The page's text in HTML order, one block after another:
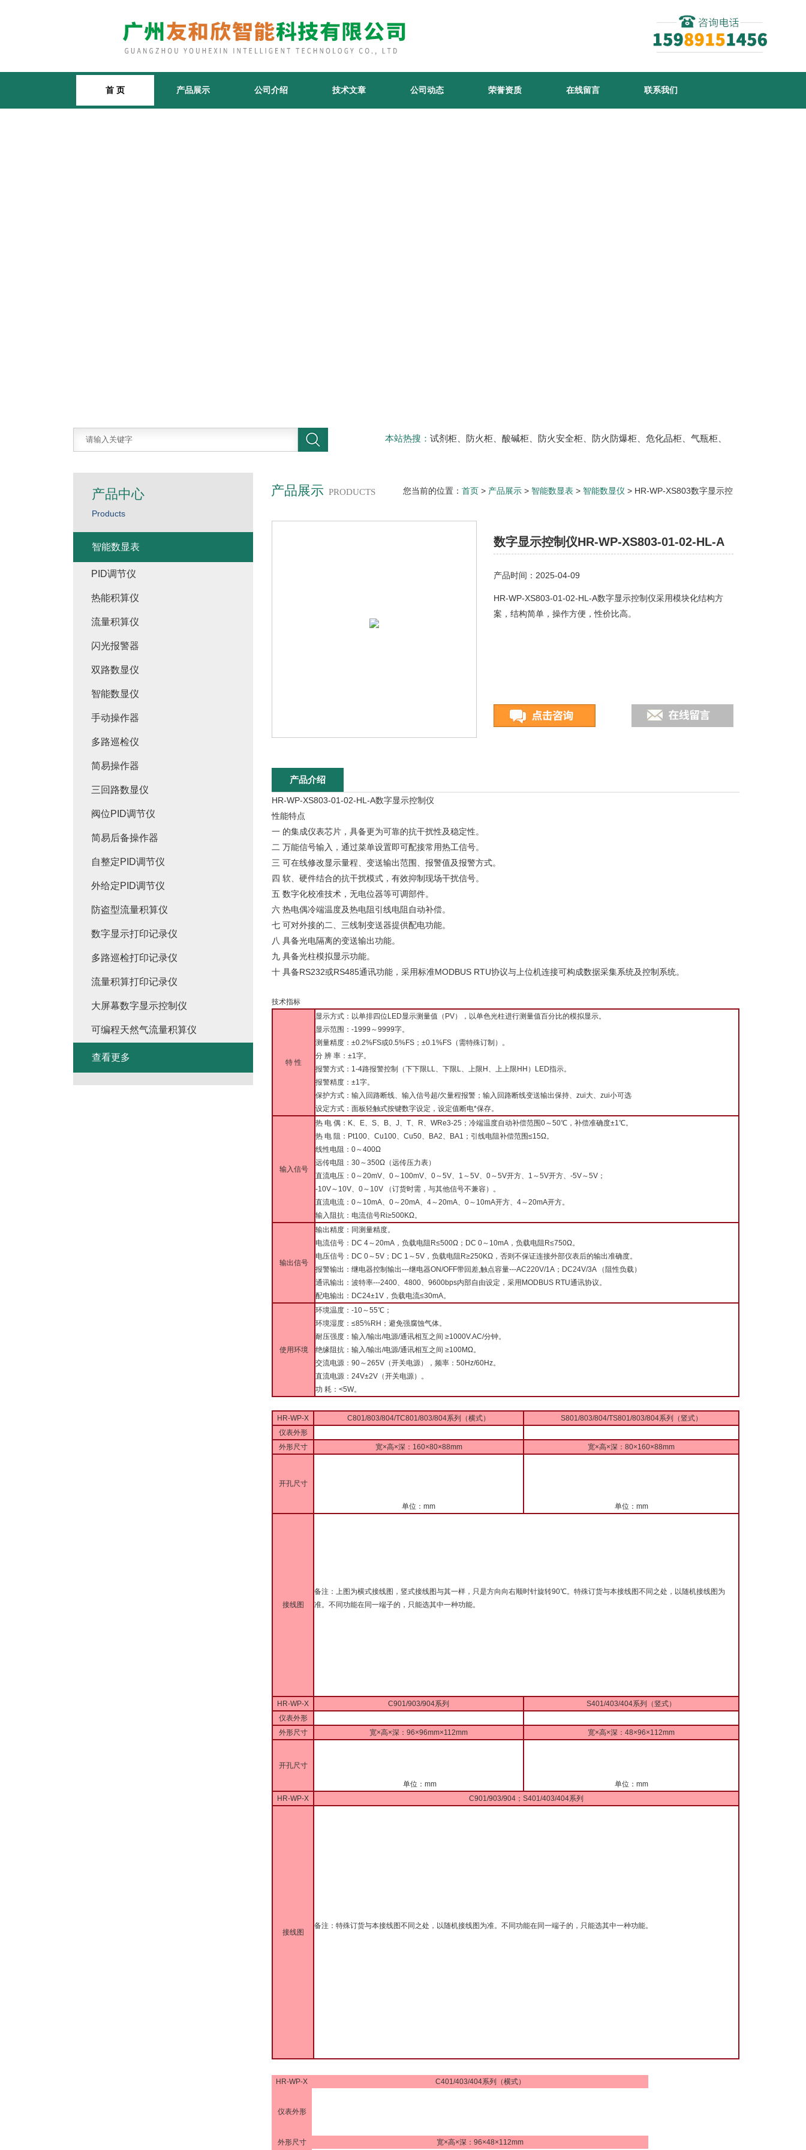
首 页 产品展示 公司介绍 技术文章 公司动态 荣誉资质 在线留言 联系我们
本站热搜： 试剂柜、防火柜、酸碱柜、防火安全柜、防火防爆柜、危化品柜、气瓶柜、
产品展示 PRODUCTS 您当前的位置： 首页 > 产品展示 > 智能数显表 > 智能数显仪 > HR-WP-XS803数字显示控
数字显示控制仪HR-WP-XS803-01-02-HL-A
产品时间：2025-04-09
HR-WP-XS803-01-02-HL-A数字显示控制仪采用模块化结构方
案，结构简单，操作方便，性价比高。
产品介绍
HR-WP-XS803-01-02-HL-A数字显示控制仪
性能特点
一 的集成仪表芯片，具备更为可靠的抗干扰性及稳定性。
二 万能信号输入，通过菜单设置即可配接常用热工信号。
三 可在线修改显示量程、变送输出范围、报警值及报警方式。
四 软、硬件结合的抗干扰模式，有效抑制现场干扰信号。
五 数字化校准技术，无电位器等可调部件。
六 热电偶冷端温度及热电阻引线电阻自动补偿。
七 可对外接的二、三线制变送器提供配电功能。
八 具备光电隔离的变送输出功能。
九 具备光柱模拟显示功能。
十 具备RS232或RS485通讯功能，采用标准MODBUS RTU协议与上位机连接可构成数据采集系统及控制系统。
技术指标
特 性
显示方式：以单排四位LED显示测量值（PV），以单色光柱进行测量值百分比的模拟显示。
显示范围：-1999～9999字。
测量精度：±0.2%FS或0.5%FS；±0.1%FS（需特殊订制）。
分 辨 率：±1字。
报警方式：1-4路报警控制（下下限LL、下限L、上限H、上上限HH）LED指示。
报警精度：±1字。
保护方式：输入回路断线、输入信号超/欠量程报警；输入回路断线变送输出保持、zui大、zui小可选
设定方式：面板轻触式按键数字设定，设定值断电*保存。
输入信号
热 电 偶：K、E、S、B、J、T、R、WRe3-25；冷端温度自动补偿范围0～50℃，补偿准确度±1℃。
热 电 阻：Pt100、Cu100、Cu50、BA2、BA1；引线电阻补偿范围≤15Ω。
线性电阻：0～400Ω
远传电阻：30～350Ω（远传压力表）
直流电压：0～20mV、0～100mV、0～5V、1～5V、0～5V开方、1～5V开方、-5V～5V；
-10V～10V、0～10V （订货时需，与其他信号不兼容）。
直流电流：0～10mA、0～20mA、4～20mA、0～10mA开方、4～20mA开方。
输入阻抗：电流信号Ri≥500KΩ。
输出信号
输出精度：同测量精度。
电流信号：DC 4～20mA，负载电阻R≤500Ω；DC 0～10mA，负载电阻R≤750Ω。
电压信号：DC 0～5V；DC 1～5V，负载电阻R≥250KΩ，否则不保证连接外部仪表后的输出准确度。
报警输出：继电器控制输出---继电器ON/OFF带回差,触点容量---AC220V/1A；DC24V/3A （阻性负载）
通讯输出：波特率---2400、4800、9600bps内部自由设定，采用MODBUS RTU通讯协议。
配电输出：DC24±1V，负载电流≤30mA。
使用环境
环境温度：-10～55℃；
环境湿度：≤85%RH；避免强腐蚀气体。
耐压强度：输入/输出/电源/通讯相互之间 ≥1000V.AC/分钟。
绝缘阻抗：输入/输出/电源/通讯相互之间 ≥100MΩ。
交流电源：90～265V（开关电源），频率：50Hz/60Hz。
直流电源：24V±2V（开关电源）。
功 耗：<5W。
HR-WP-X C801/803/804/TC801/803/804系列（横式）
S801/803/804/TS801/803/804系列（竖式）
仪表外形
外形尺寸
宽×高×深：160×80×88mm 宽×高×深：80×160×88mm
开孔尺寸
单位：mm 单位：mm
接线图
备注：上图为横式接线图，竖式接线图与其一样，只是方向向右顺时针旋转90℃。特殊订货与本接线图不同之处，以随机接线图为
准。不同功能在同一端子的，只能选其中一种功能。
HR-WP-X C901/903/904系列
S401/403/404系列（竖式）
仪表外形
外形尺寸
宽×高×深：96×96mm×112mm 宽×高×深：48×96×112mm
开孔尺寸
单位：mm
单位：mm
HR-WP-X
C901/903/904；S401/403/404系列
接线图
备注：特殊订货与本接线图不同之处，以随机接线图为准。不同功能在同一端子的，只能选其中一种功能。
HR-WP-X C401/403/404系列（横式）
仪表外形
外形尺寸 宽×高×深：96×48×112mm
产品中心
Products
智能数显表
PID调节仪
热能积算仪
流量积算仪
闪光报警器
双路数显仪
智能数显仪
手动操作器
多路巡检仪
简易操作器
三回路数显仪
阀位PID调节仪
简易后备操作器
自整定PID调节仪
外给定PID调节仪
防盗型流量积算仪
数字显示打印记录仪
多路巡检打印记录仪
流量积算打印记录仪
大屏幕数字显示控制仪
可编程天然气流量积算仪
查看更多